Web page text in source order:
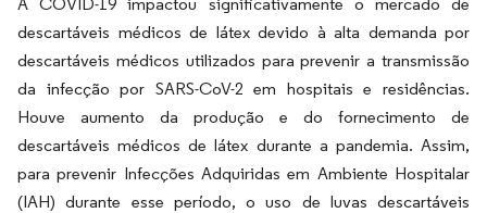
descartáveis médicos de látex devido à alta demanda por
descartáveis médicos utilizados para prevenir a transmissão
da infecção por SARS-CoV-2 em hospitais e residências.
Houve aumento da produção e do fornecimento de
descartáveis médicos de látex durante a pandemia. Assim,
para prevenir Infecções Adquiridas em Ambiente Hospitalar
(IAH) durante esse período, o uso de luvas descartáveis